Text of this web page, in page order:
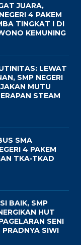
JUARA,
4 PAKEM
TINGKAT I DI
KEMUNING
LEWAT
SMP NEGERI
MUTU
STEAM
SMA
4 PAKEM
TKA-TKAD
BAIK, SMP
HUT
SENI
PRADNYA SIWI